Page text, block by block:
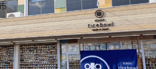
には、具沢山のあったか～いスープを信
いかがでしょうか？